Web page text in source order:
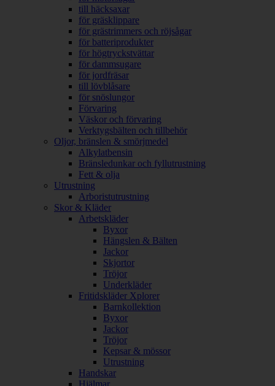
till häcksaxar
för gräsklippare
för grästrimmers och röjsågar
för batteriprodukter
för högtryckstvättar
för dammsugare
för jordfräsar
till lövblåsare
för snöslungor
Förvaring
Väskor och förvaring
Verktygsbälten och tillbehör
Oljor, bränslen & smörjmedel
Alkylatbensin
Bränsledunkar och fyllutrustning
Fett & olja
Utrustning
Arboristutrustning
Skor & Kläder
Arbetskläder
Byxor
Hängslen & Bälten
Jackor
Skjortor
Tröjor
Underkläder
Fritidskläder Xplorer
Barnkollektion
Byxor
Jackor
Tröjor
Kepsar & mössor
Utrustning
Handskar
Hjälmar